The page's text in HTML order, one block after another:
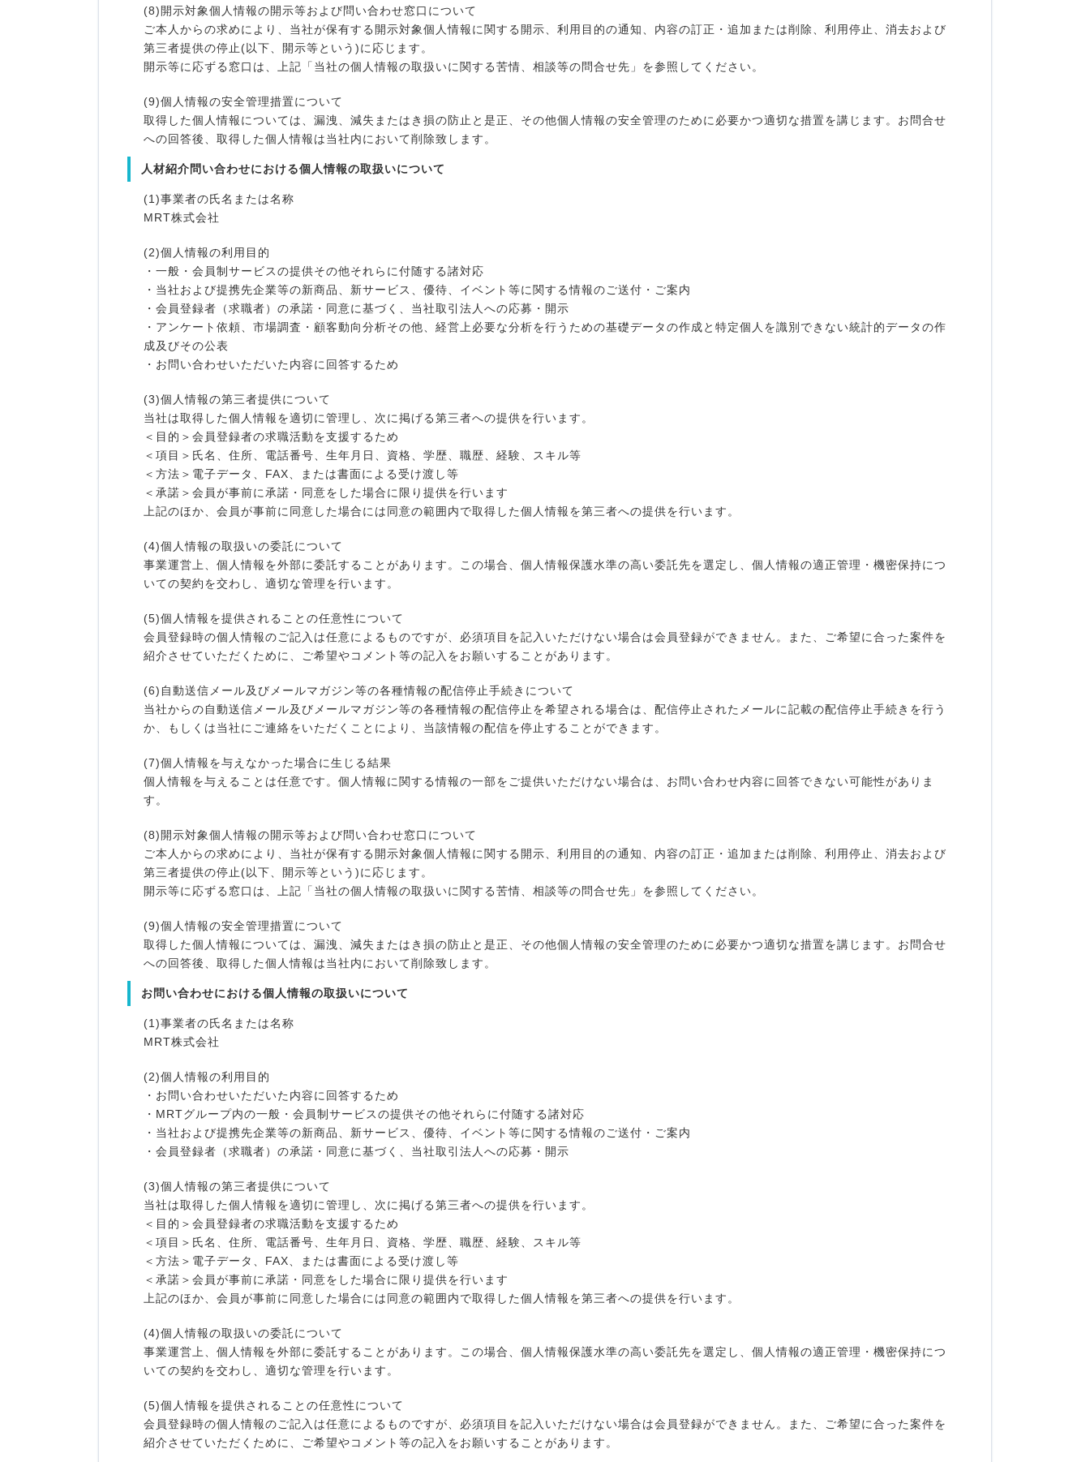
(8)開示対象個人情報の開示等および問い合わせ窓口について
ご本人からの求めにより、当社が保有する開示対象個人情報に関する開示、利用目的の通知、内容の訂正・追加または削除、利用停止、消去および
第三者提供の停止(以下、開示等という)に応じます。
開示等に応ずる窓口は、上記「当社の個人情報の取扱いに関する苦情、相談等の問合せ先」を参照してください。
(9)個人情報の安全管理措置について
取得した個人情報については、漏洩、減失またはき損の防止と是正、その他個人情報の安全管理のために必要かつ適切な措置を講じます。お問合せ
への回答後、取得した個人情報は当社内において削除致します。
人材紹介問い合わせにおける個人情報の取扱いについて
(1)事業者の氏名または名称
MRT株式会社
(2)個人情報の利用目的
・一般・会員制サービスの提供その他それらに付随する諸対応
・当社および提携先企業等の新商品、新サービス、優待、イベント等に関する情報のご送付・ご案内
・会員登録者（求職者）の承諾・同意に基づく、当社取引法人への応募・開示
・アンケート依頼、市場調査・顧客動向分析その他、経営上必要な分析を行うための基礎データの作成と特定個人を識別できない統計的データの作
成及びその公表
・お問い合わせいただいた内容に回答するため
(3)個人情報の第三者提供について
当社は取得した個人情報を適切に管理し、次に掲げる第三者への提供を行います。
＜目的＞会員登録者の求職活動を支援するため
＜項目＞氏名、住所、電話番号、生年月日、資格、学歴、職歴、経験、スキル等
＜方法＞電子データ、FAX、または書面による受け渡し等
＜承諾＞会員が事前に承諾・同意をした場合に限り提供を行います
上記のほか、会員が事前に同意した場合には同意の範囲内で取得した個人情報を第三者への提供を行います。
(4)個人情報の取扱いの委託について
事業運営上、個人情報を外部に委託することがあります。この場合、個人情報保護水準の高い委託先を選定し、個人情報の適正管理・機密保持につ
いての契約を交わし、適切な管理を行います。
(5)個人情報を提供されることの任意性について
会員登録時の個人情報のご記入は任意によるものですが、必須項目を記入いただけない場合は会員登録ができません。また、ご希望に合った案件を
紹介させていただくために、ご希望やコメント等の記入をお願いすることがあります。
(6)自動送信メール及びメールマガジン等の各種情報の配信停止手続きについて
当社からの自動送信メール及びメールマガジン等の各種情報の配信停止を希望される場合は、配信停止されたメールに記載の配信停止手続きを行う
か、もしくは当社にご連絡をいただくことにより、当該情報の配信を停止することができます。
(7)個人情報を与えなかった場合に生じる結果
個人情報を与えることは任意です。個人情報に関する情報の一部をご提供いただけない場合は、お問い合わせ内容に回答できない可能性がありま
す。
(8)開示対象個人情報の開示等および問い合わせ窓口について
ご本人からの求めにより、当社が保有する開示対象個人情報に関する開示、利用目的の通知、内容の訂正・追加または削除、利用停止、消去および
第三者提供の停止(以下、開示等という)に応じます。
開示等に応ずる窓口は、上記「当社の個人情報の取扱いに関する苦情、相談等の問合せ先」を参照してください。
(9)個人情報の安全管理措置について
取得した個人情報については、漏洩、減失またはき損の防止と是正、その他個人情報の安全管理のために必要かつ適切な措置を講じます。お問合せ
への回答後、取得した個人情報は当社内において削除致します。
お問い合わせにおける個人情報の取扱いについて
(1)事業者の氏名または名称
MRT株式会社
(2)個人情報の利用目的
・お問い合わせいただいた内容に回答するため
・MRTグループ内の一般・会員制サービスの提供その他それらに付随する諸対応
・当社および提携先企業等の新商品、新サービス、優待、イベント等に関する情報のご送付・ご案内
・会員登録者（求職者）の承諾・同意に基づく、当社取引法人への応募・開示
(3)個人情報の第三者提供について
当社は取得した個人情報を適切に管理し、次に掲げる第三者への提供を行います。
＜目的＞会員登録者の求職活動を支援するため
＜項目＞氏名、住所、電話番号、生年月日、資格、学歴、職歴、経験、スキル等
＜方法＞電子データ、FAX、または書面による受け渡し等
＜承諾＞会員が事前に承諾・同意をした場合に限り提供を行います
上記のほか、会員が事前に同意した場合には同意の範囲内で取得した個人情報を第三者への提供を行います。
(4)個人情報の取扱いの委託について
事業運営上、個人情報を外部に委託することがあります。この場合、個人情報保護水準の高い委託先を選定し、個人情報の適正管理・機密保持につ
いての契約を交わし、適切な管理を行います。
(5)個人情報を提供されることの任意性について
会員登録時の個人情報のご記入は任意によるものですが、必須項目を記入いただけない場合は会員登録ができません。また、ご希望に合った案件を
紹介させていただくために、ご希望やコメント等の記入をお願いすることがあります。